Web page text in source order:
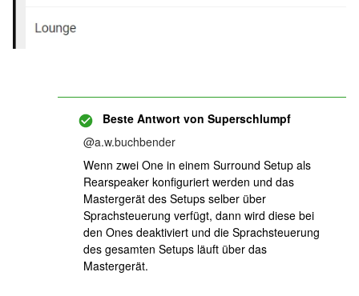
Beste Antwort von Superschlumpf
@a.w.buchbender
Wenn zwei One in einem Surround Setup als
Rearspeaker konfiguriert werden und das
Mastergerät des Setups selber über
Sprachsteuerung verfügt, dann wird diese bei
den Ones deaktiviert und die Sprachsteuerung
des gesamten Setups läuft über das
Mastergerät.